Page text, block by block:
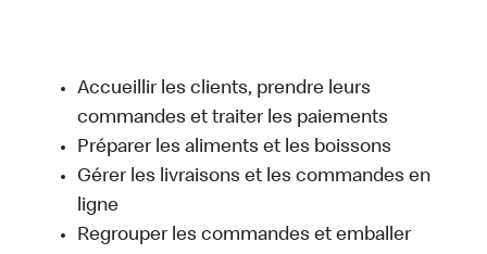
Accueillir les clients, prendre leurs
commandes et traiter les paiements
Préparer les aliments et les boissons
Gérer les livraisons et les commandes en
ligne
Regrouper les commandes et emballer